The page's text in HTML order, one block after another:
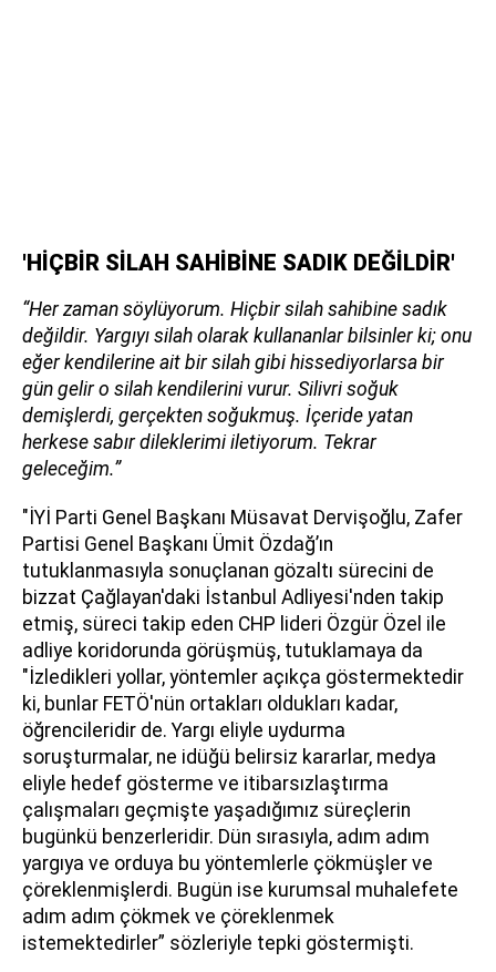
'HİÇBİR SİLAH SAHİBİNE SADIK DEĞİLDİR'
“Her zaman söylüyorum. Hiçbir silah sahibine sadık
değildir. Yargıyı silah olarak kullananlar bilsinler ki; onu
eğer kendilerine ait bir silah gibi hissediyorlarsa bir
gün gelir o silah kendilerini vurur. Silivri soğuk
demişlerdi, gerçekten soğukmuş. İçeride yatan
herkese sabır dileklerimi iletiyorum. Tekrar
geleceğim.”
"İYİ Parti Genel Başkanı Müsavat Dervişoğlu, Zafer
Partisi Genel Başkanı Ümit Özdağ’ın
tutuklanmasıyla sonuçlanan gözaltı sürecini de
bizzat Çağlayan'daki İstanbul Adliyesi'nden takip
etmiş, süreci takip eden CHP lideri Özgür Özel ile
adliye koridorunda görüşmüş, tutuklamaya da
"İzledikleri yollar, yöntemler açıkça göstermektedir
ki, bunlar FETÖ'nün ortakları oldukları kadar,
öğrencileridir de. Yargı eliyle uydurma
soruşturmalar, ne idüğü belirsiz kararlar, medya
eliyle hedef gösterme ve itibarsızlaştırma
çalışmaları geçmişte yaşadığımız süreçlerin
bugünkü benzerleridir. Dün sırasıyla, adım adım
yargıya ve orduya bu yöntemlerle çökmüşler ve
çöreklenmişlerdi. Bugün ise kurumsal muhalefete
adım adım çökmek ve çöreklenmek
istemektedirler” sözleriyle tepki göstermişti.